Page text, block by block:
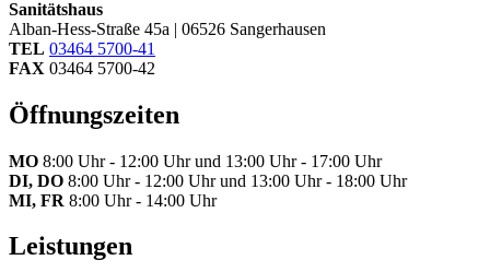
Sanitätshaus
Alban-Hess-Straße 45a | 06526 Sangerhausen
TEL 03464 5700-41
FAX 03464 5700-42
Öffnungszeiten
MO 8:00 Uhr - 12:00 Uhr und 13:00 Uhr - 17:00 Uhr
DI, DO 8:00 Uhr - 12:00 Uhr und 13:00 Uhr - 18:00 Uhr
MI, FR 8:00 Uhr - 14:00 Uhr
Leistungen